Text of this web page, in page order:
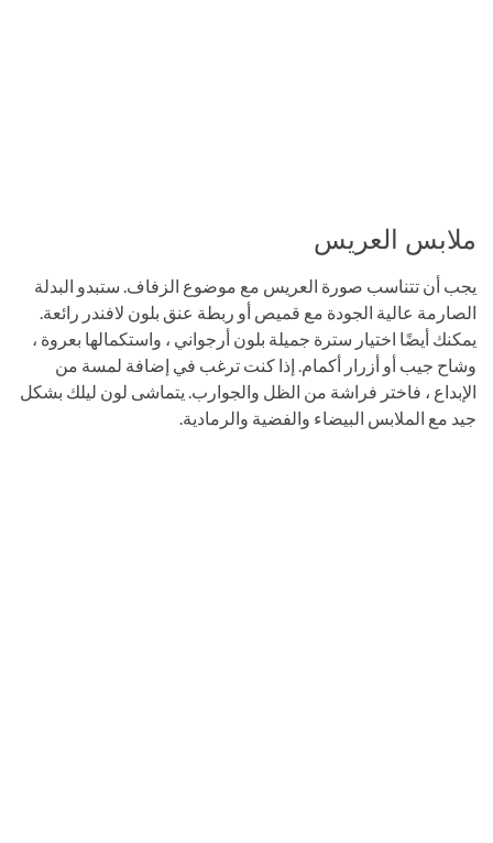
ملابس العريس
يجب أن تتناسب صورة العريس مع موضوع الزفاف. ستبدو البدلة
الصارمة عالية الجودة مع قميص أو ربطة عنق بلون لافندر رائعة.
يمكنك أيضًا اختيار سترة جميلة بلون أرجواني ، واستكمالها بعروة ،
وشاح جيب أو أزرار أكمام. إذا كنت ترغب في إضافة لمسة من
الإبداع ، فاختر فراشة من الظل والجوارب. يتماشى لون ليلك بشكل
جيد مع الملابس البيضاء والفضية والرمادية.